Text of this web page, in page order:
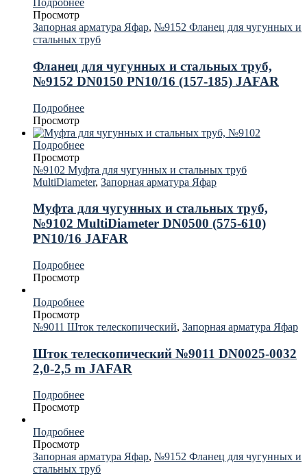
Подробнее
Просмотр
Запорная арматура Яфар, №9152 Фланец для чугунных и
стальных труб
Фланец для чугунных и стальных труб,
№9152 DN0150 PN10/16 (157-185) JAFAR
Подробнее
Просмотр
Подробнее
Просмотр
№9102 Муфта для чугунных и стальных труб
MultiDiameter, Запорная арматура Яфар
Муфта для чугунных и стальных труб,
№9102 MultiDiameter DN0500 (575-610)
PN10/16 JAFAR
Подробнее
Просмотр
Подробнее
Просмотр
№9011 Шток телескопический, Запорная арматура Яфар
Шток телескопический №9011 DN0025-0032
2,0-2,5 m JAFAR
Подробнее
Просмотр
Подробнее
Просмотр
Запорная арматура Яфар, №9152 Фланец для чугунных и
стальных труб